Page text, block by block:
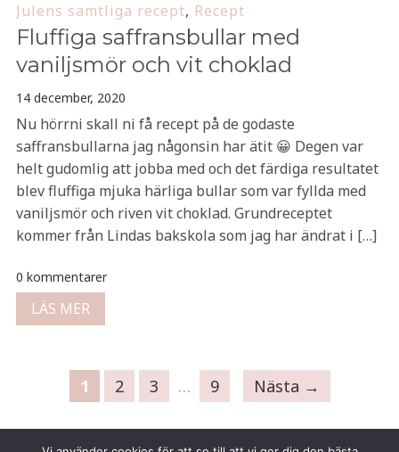
Julens samtliga recept, Recept
Fluffiga saffransbullar med
vaniljsmör och vit choklad
14 december, 2020
Nu hörrni skall ni få recept på de godaste
saffransbullarna jag någonsin har ätit 😀 Degen var
helt gudomlig att jobba med och det färdiga resultatet
blev fluffiga mjuka härliga bullar som var fyllda med
vaniljsmör och riven vit choklad. Grundreceptet
kommer från Lindas bakskola som jag har ändrat i […]
0 kommentarer
LÄS MER
1 2 3 … 9 Nästa →